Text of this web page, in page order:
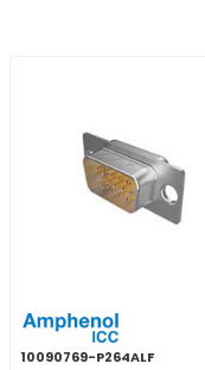
10090769-P264ALF